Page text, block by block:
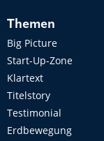
Themen
Big Picture
Start-Up-Zone
Klartext
Titelstory
Testimonial
Erdbewegung